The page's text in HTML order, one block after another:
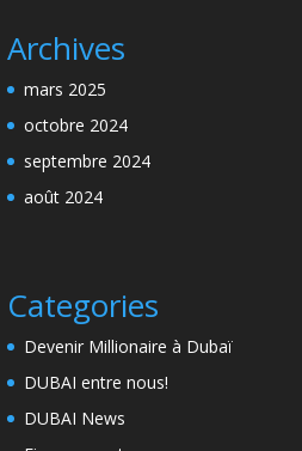
Archives
mars 2025
octobre 2024
septembre 2024
août 2024
Categories
Devenir Millionaire à Dubaï
DUBAI entre nous!
DUBAI News